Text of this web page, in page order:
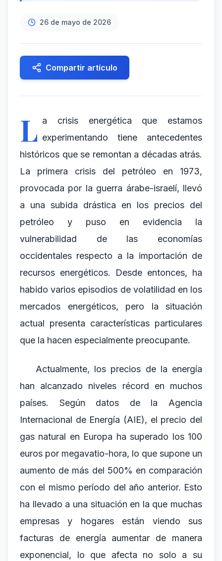
26 de mayo de 2026
Compartir artículo
L a crisis energética que estamos
experimentando tiene antecedentes
históricos que se remontan a décadas atrás.
La primera crisis del petróleo en 1973,
provocada por la guerra árabe-israelí, llevó
a una subida drástica en los precios del
petróleo y puso en evidencia la
vulnerabilidad de las economías
occidentales respecto a la importación de
recursos energéticos. Desde entonces, ha
habido varios episodios de volatilidad en los
mercados energéticos, pero la situación
actual presenta características particulares
que la hacen especialmente preocupante.
Actualmente, los precios de la energía
han alcanzado niveles récord en muchos
países. Según datos de la Agencia
Internacional de Energía (AIE), el precio del
gas natural en Europa ha superado los 100
euros por megavatio-hora, lo que supone un
aumento de más del 500% en comparación
con el mismo período del año anterior. Esto
ha llevado a una situación en la que muchas
empresas y hogares están viendo sus
facturas de energía aumentar de manera
exponencial, lo que afecta no solo a su